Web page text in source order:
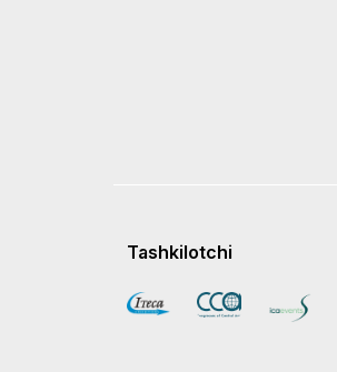
Tashkilotchi